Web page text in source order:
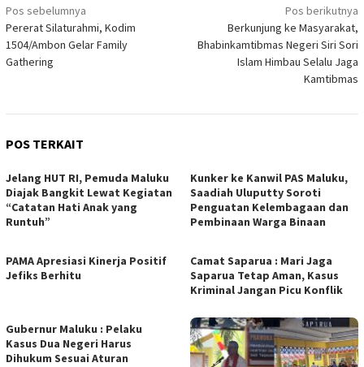
Navigasi
pos
Pos sebelumnya
Pererat Silaturahmi, Kodim
1504/Ambon Gelar Family
Gathering
Pos berikutnya
Berkunjung ke Masyarakat,
Bhabinkamtibmas Negeri Siri Sori
Islam Himbau Selalu Jaga
Kamtibmas
POS TERKAIT
Jelang HUT RI, Pemuda Maluku
Diajak Bangkit Lewat Kegiatan
“Catatan Hati Anak yang
Runtuh”
Kunker ke Kanwil PAS Maluku,
Saadiah Uluputty Soroti
Penguatan Kelembagaan dan
Pembinaan Warga Binaan
PAMA Apresiasi Kinerja Positif
Jefiks Berhitu
Camat Saparua : Mari Jaga
Saparua Tetap Aman, Kasus
Kriminal Jangan Picu Konflik
Gubernur Maluku : Pelaku
Kasus Dua Negeri Harus
Dihukum Sesuai Aturan